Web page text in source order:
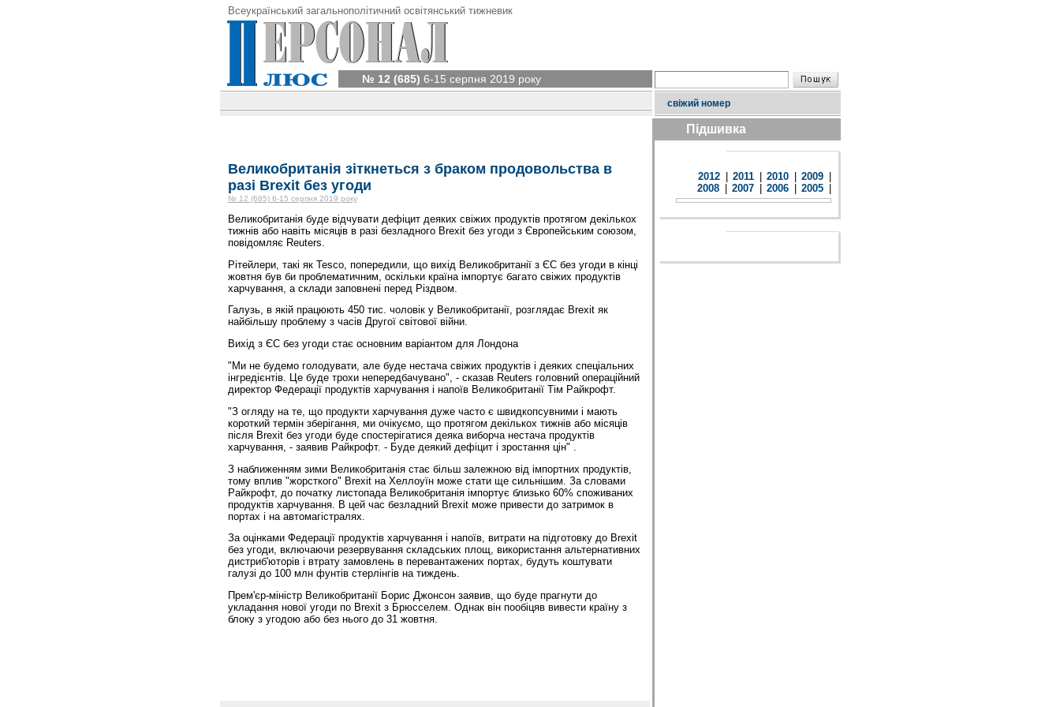
Всеукраїнський загальнополітичний освітянський тижневик
№ 12 (685) 6-15 серпня 2019 року
свіжий номер
Великобританія зіткнеться з браком продовольства в
разі Brexit без угоди
№ 12 (685) 6-15 серпня 2019 року
Великобританія буде відчувати дефіцит деяких свіжих продуктів протягом декількох
тижнів або навіть місяців в разі безладного Brexit без угоди з Європейським союзом,
повідомляє Reuters.
Рітейлери, такі як Tesco, попередили, що вихід Великобританії з ЄС без угоди в кінці
жовтня був би проблематичним, оскільки країна імпортує багато свіжих продуктів
харчування, а склади заповнені перед Різдвом.
Галузь, в якій працюють 450 тис. чоловік у Великобританії, розглядає Brexit як
найбільшу проблему з часів Другої світової війни.
Вихід з ЄС без угоди стає основним варіантом для Лондона
"Ми не будемо голодувати, але буде нестача свіжих продуктів і деяких спеціальних
інгредієнтів. Це буде трохи непередбачувано", - сказав Reuters головний операційний
директор Федерації продуктів харчування і напоїв Великобританії Тім Райкрофт.
"З огляду на те, що продукти харчування дуже часто є швидкопсувними і мають
короткий термін зберігання, ми очікуємо, що протягом декількох тижнів або місяців
після Brexit без угоди буде спостерігатися деяка виборча нестача продуктів
харчування, - заявив Райкрофт. - Буде деякий дефіцит і зростання цін" .
З наближенням зими Великобританія стає більш залежною від імпортних продуктів,
тому вплив "жорсткого" Brexit на Хеллоуїн може стати ще сильнішим. За словами
Райкрофт, до початку листопада Великобританія імпортує близько 60% споживаних
продуктів харчування. В цей час безладний Brexit може привести до затримок в
портах і на автомагістралях.
За оцінками Федерації продуктів харчування і напоїв, витрати на підготовку до Brexit
без угоди, включаючи резервування складських площ, використання альтернативних
дистриб'юторів і втрату замовлень в перевантажених портах, будуть коштувати
галузі до 100 млн фунтів стерлінгів на тиждень.
Прем'єр-міністр Великобританії Борис Джонсон заявив, що буде прагнути до
укладання нової угоди по Brexit з Брюсселем. Однак він пообіцяв вивести країну з
блоку з угодою або без нього до 31 жовтня.
Підшивка
2012 2011 2010 2009
2008
2007 2006 2005